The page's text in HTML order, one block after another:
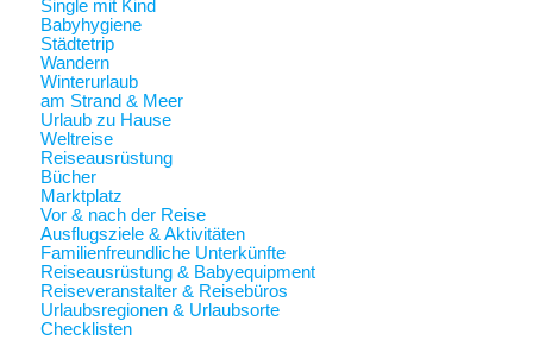
Single mit Kind
Babyhygiene
Städtetrip
Wandern
Winterurlaub
am Strand & Meer
Urlaub zu Hause
Weltreise
Reiseausrüstung
Bücher
Marktplatz
Vor & nach der Reise
Ausflugsziele & Aktivitäten
Familienfreundliche Unterkünfte
Reiseausrüstung & Babyequipment
Reiseveranstalter & Reisebüros
Urlaubsregionen & Urlaubsorte
Checklisten